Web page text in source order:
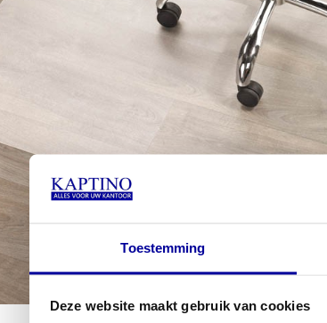
Toestemming
Deze website maakt gebruik van cookies